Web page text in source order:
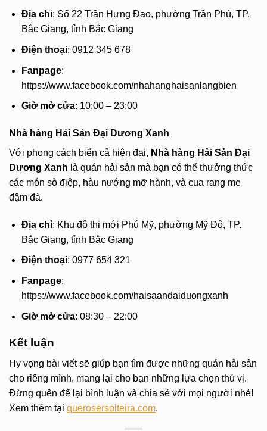
Địa chỉ: Số 22 Trần Hưng Đạo, phường Trần Phú, TP.
Bắc Giang, tỉnh Bắc Giang
Điện thoại: 0912 345 678
Fanpage:
https://www.facebook.com/nhahanghaisanlangbien
Giờ mở cửa: 10:00 – 23:00
Nhà hàng Hải Sản Đại Dương Xanh
Với phong cách biển cả hiện đại, Nhà hàng Hải Sản Đại
Dương Xanh là quán hải sản mà bạn có thể thưởng thức
các món sò điệp, hàu nướng mỡ hành, và cua rang me
đậm đà.
Địa chỉ: Khu đô thị mới Phú Mỹ, phường Mỹ Độ, TP.
Bắc Giang, tỉnh Bắc Giang
Điện thoại: 0977 654 321
Fanpage:
https://www.facebook.com/haisaandaiduongxanh
Giờ mở cửa: 08:30 – 22:00
Kết luận
Hy vọng bài viết sẽ giúp bạn tìm được những quán hải sản
cho riêng mình, mang lại cho bạn những lựa chọn thú vị.
Đừng quên để lại bình luận và chia sẻ với mọi người nhé!
Xem thêm tại querosersolteira.com.